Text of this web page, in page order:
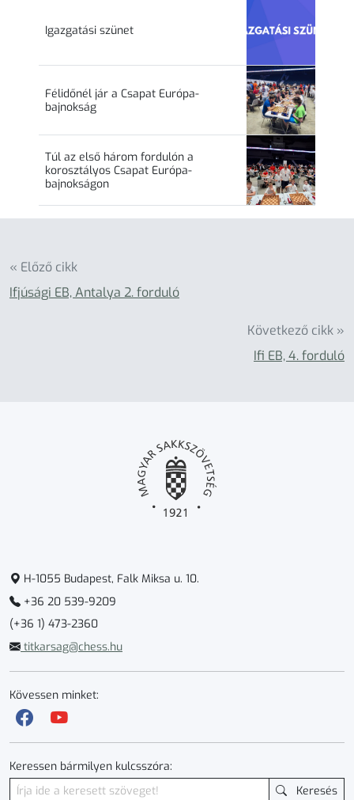
Igazgatási szünet
Félidőnél jár a Csapat Európa-
bajnokság
Túl az első három fordulón a
korosztályos Csapat Európa-
bajnokságon
« Előző cikk
Ifjúsági EB, Antalya 2. forduló
Következő cikk »
Ifi EB, 4. forduló
H-1055 Budapest, Falk Miksa u. 10.
+36 20 539-9209
(+36 1) 473-2360
titkarsag@chess.hu
Kövessen minket:
Keressen bármilyen kulcsszóra:
Keresés